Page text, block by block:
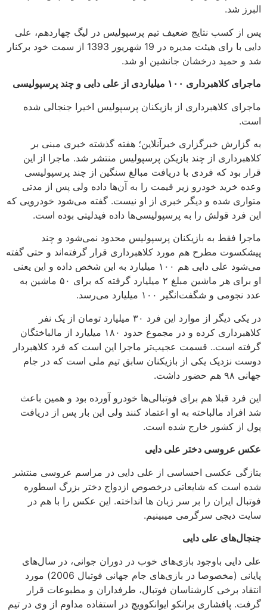
البرز شد.
پس از کسب نتایج ضعیف تیم پرسپولیس در لیگ چهاردهم، علی
دایی با رای هیئت مدیره در 19 شهریور 1393 از سمت خود برکنار
شد و حمید درخشان جانشین او شد.
ماجرای کلاهبرداری ۱۰۰ میلیاردی از علی دایی و چند پرسپولیسی
ماجرای کلاهبرداری از بازیکنان پرسپولیس اخیرا جنجالی شده
است.
به گزارش خبرگزاری خبرآنلاین؛ هفته گذشته خبری مبنی بر
کلاهبرداری از چند بازیکن پرسپولیس منتشر شد. ماجرا از این
قرار بود که فردی با دریافت مبالغ سنگین از چند پرسپولیسی
وعده خرید خودرو زیر قیمت را به آن‌ها داده ولی پس از مدتی
متواری شده و دیگر خبری از او نیست. گفته می‌شود خودرویی که
این فرد قولش را به پرسپولیسی‌ها داده فیدلیتی بوده است.
ماجرا فقط به بازیکنان پرسپولیس محدود نمی‌شود و چند
پیشکسوت مطرح هم مورد کلاهبرداری قرار گرفته‌اند و حتی گفته
می‌شود علی دایی هم ۱۰۰ میلیارد به این شخص داده و این یعنی
او برای هر ماشین مبلغ ۲ میلیارد گرفته که برای ۵۰ ماشین به
عدد نجومی و شگفت‌انگیر ۱۰۰ میلیارد می‌رسد.
در یکی دیگر از موارد این فرد ۳۰ میلیارد تومان از یک نفر
کلاهبرداری کرده و در مجموع حدود ۱۸۰ میلیارد از مالباختگان
گرفته است.. قسمت عجیب‌تر ماجرا این است که فرد کلاهبردار
دوست نزدیک یکی از بازیکنان سابق تیم ملی است که در جام
جهانی ۹۸ هم حضور داشت.
این فرد قبلا هم برای فوتبالی‌ها خودرو آورده بود و همین باعث
شد افراد مالباخته به او اعتماد کنند ولی این بار پس از دریافت
پول از کشور خارج شده است.
عکس عروسی دختر علی دایی
بتازگی عکسی احساسی از علی دایی در مراسم عروسی منتشر
شده است که شایعاتی درخصوص ازدواج دختر بزرگ اسطوره
فوتبال ایران را بر سر زبان ها انداخته. این عکس را با هم در
سایت دیجی سرگرمی میبینیم.
جنجال‌های علی دایی
علی دایی باوجود بازی‌های خوب در دوران جوانی، در سال‌های
پایانی (مخصوصا در بازی‌های جام جهانی فوتبال 2006) مورد
انتقاد برخی کارشناسان فوتبال، طرفداران و مطبوعات قرار
گرفت. پافشاری برانکو ایوانکوویچ در استفاده مداوم از وی در تیم